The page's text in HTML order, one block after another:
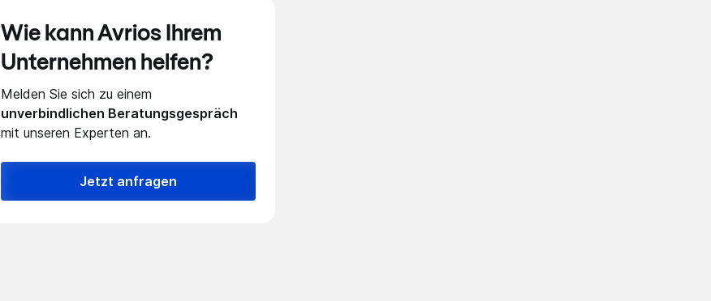
Wie kann Avrios Ihrem
Unternehmen helfen?
Melden Sie sich zu einem
unverbindlichen Beratungsgespräch
mit unseren Experten an.
Jetzt anfragen